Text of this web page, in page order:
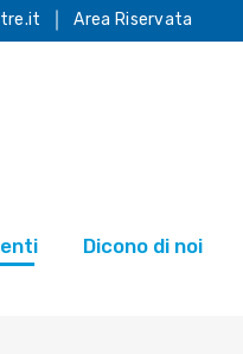
Area Riservata
Dicono di noi